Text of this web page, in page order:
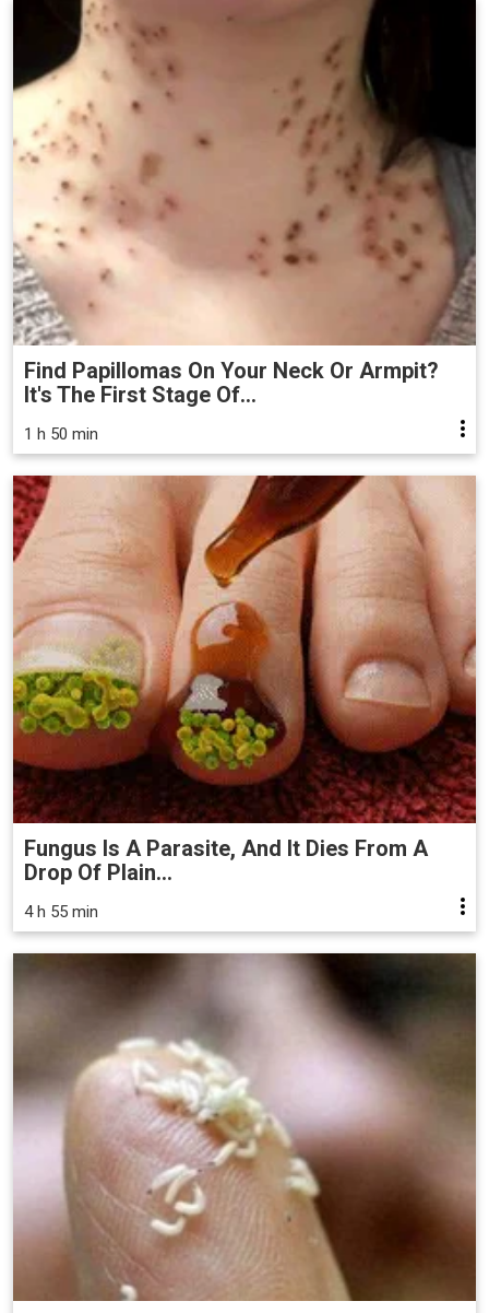
Find Papillomas On Your Neck Or Armpit?
It's The First Stage Of...
1 h 50 min
Fungus Is A Parasite, And It Dies From A
Drop Of Plain...
4 h 55 min